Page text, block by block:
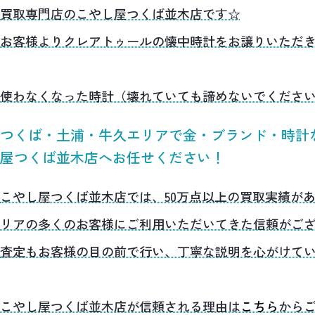
買取専門店のこやし屋つくば並木店です☆
お客様よりクレアトゥールの懐中時計をお譲りいただ
使わなくなった時計（壊れていても諦めないでくだ
つくば・土浦・牛久エリアで金・ブランド・時
屋つくば並木店へお任せください！
こやし屋つくば並木店では、50万点以上の買取実績が
リアの多くのお客様にご利用いただいてきた信頼がご
査定もお客様の目の前で行い、丁寧な説明を心がけて
こやし屋つくば並木店が信頼される理由はこちらから